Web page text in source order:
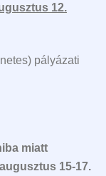
12.
pályázati
miatt
15-17.